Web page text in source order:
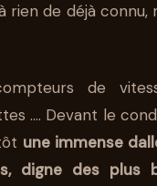
rien de déjà connu,
de
…. Devant le
une immense
digne des plus